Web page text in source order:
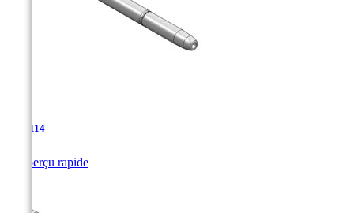
TJA-114
Aperçu rapide